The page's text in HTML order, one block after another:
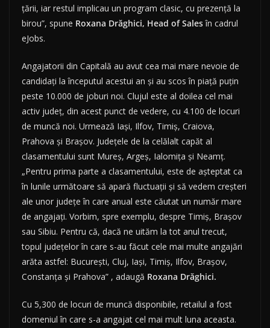
țării, iar restul implicau un program clasic, cu prezență la
birou”, spune Roxana Drăghici, Head of Salesîn cadrul
eJobs.
Angajatorii din Capitală au avut cea mai mare nevoie de
candidați la începutul acestui an și au scos în piață puțin
peste 10.000 de joburi noi. Clujul este al doilea cel mai
activ județ, din acest punct de vedere, cu 4.100 de locuri
de muncă noi. Urmează Iași, Ilfov, Timiș, Craiova,
Prahova și Brașov. Județele de la celălalt capăt al
clasamentului sunt Mureș, Argeș, Ialomița și Neamț.
„Pentru prima parte a clasamentului, este de așteptat ca
în lunile următoare să apară fluctuații și să vedem creșteri
ale unor județe în care anual este căutat un număr mare
de angajați. Vorbim, spre exemplu, despre Timiș, Brașov
sau Sibiu. Pentru că, dacă ne uităm la tot anul trecut,
topul județelor în care s-au făcut cele mai multe angajări
arăta astfel: București, Cluj, Iași, Timiș, Ilfov, Brașov,
Constanța și Prahova” , adaugă Roxana Drăghici.
Cu 5,300 de locuri de muncă disponibile, retailul a fost
domeniul în care s-a angajat cel mai mult luna aceasta.